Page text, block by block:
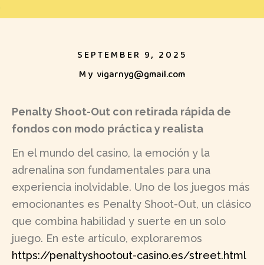
SEPTEMBER 9, 2025
My vigarnyg@gmail.com
Penalty Shoot-Out con retirada rápida de
fondos con modo práctica y realista
En el mundo del casino, la emoción y la
adrenalina son fundamentales para una
experiencia inolvidable. Uno de los juegos más
emocionantes es Penalty Shoot-Out, un clásico
que combina habilidad y suerte en un solo
juego. En este artículo, exploraremos
https://penaltyshootout-casino.es/street.html